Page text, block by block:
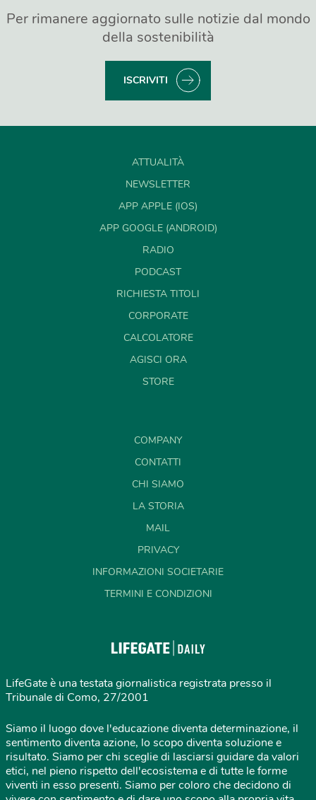
Per rimanere aggiornato sulle notizie dal mondo
della sostenibilità
ISCRIVITI
ATTUALITÀ
NEWSLETTER
APP APPLE (IOS)
APP GOOGLE (ANDROID)
RADIO
PODCAST
RICHIESTA TITOLI
CORPORATE
CALCOLATORE
AGISCI ORA
STORE
COMPANY
CONTATTI
CHI SIAMO
LA STORIA
MAIL
PRIVACY
INFORMAZIONI SOCIETARIE
TERMINI E CONDIZIONI
LifeGate è una testata giornalistica registrata presso il
Tribunale di Como, 27/2001
Siamo il luogo dove l'educazione diventa determinazione, il
sentimento diventa azione, lo scopo diventa soluzione e
risultato. Siamo per chi sceglie di lasciarsi guidare da valori
etici, nel pieno rispetto dell'ecosistema e di tutte le forme
viventi in esso presenti. Siamo per coloro che decidono di